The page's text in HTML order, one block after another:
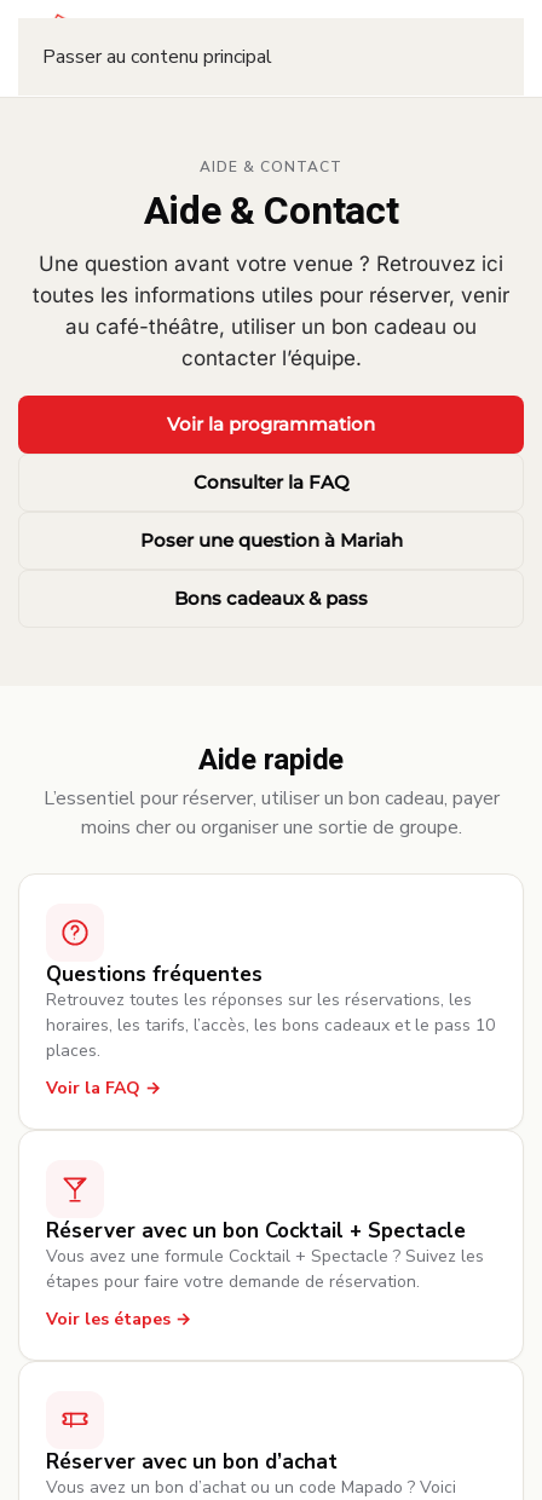
Passer au contenu principal
AIDE & CONTACT
Aide & Contact
Une question avant votre venue ? Retrouvez ici
toutes les informations utiles pour réserver, venir
au café-théâtre, utiliser un bon cadeau ou
contacter l’équipe.
Voir la programmation
Consulter la FAQ
Poser une question à Mariah
Bons cadeaux & pass
Aide rapide
L’essentiel pour réserver, utiliser un bon cadeau, payer
moins cher ou organiser une sortie de groupe.
Questions fréquentes
Retrouvez toutes les réponses sur les réservations, les
horaires, les tarifs, l’accès, les bons cadeaux et le pass 10
places.
Voir la FAQ
Réserver avec un bon Cocktail + Spectacle
Vous avez une formule Cocktail + Spectacle ? Suivez les
étapes pour faire votre demande de réservation.
Voir les étapes
Réserver avec un bon d’achat
Vous avez un bon d’achat ou un code Mapado ? Voici